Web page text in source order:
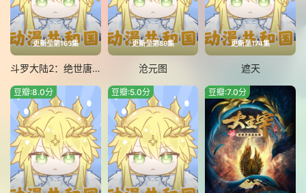
更新至第165集
斗罗大陆2：绝世唐门
更新至第89集
沧元图
更新至174集
遮天
豆瓣:8.0分 豆瓣:5.0分 豆瓣:7.0分